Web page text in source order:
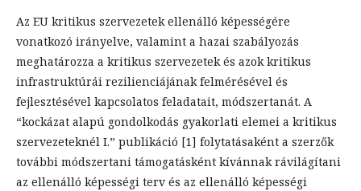
Az EU kritikus szervezetek ellenálló képességére
vonatkozó irányelve, valamint a hazai szabályozás
meghatározza a kritikus szervezetek és azok kritikus
infrastruktúrái rezilienciájának felmérésével és
fejlesztésével kapcsolatos feladatait, módszertanát. A
“kockázat alapú gondolkodás gyakorlati elemei a kritikus
szervezeteknél I.” publikáció [1] folytatásaként a szerzők
további módszertani támogatásként kívánnak rávilágítani
az ellenálló képességi terv és az ellenálló képességi